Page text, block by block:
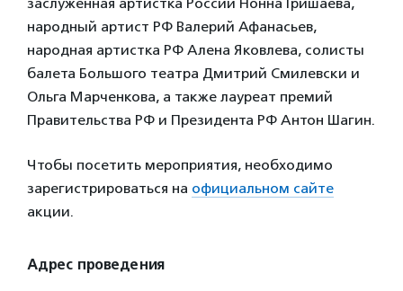
народный артист РФ Валерий Афанасьев,
народная артистка РФ Алена Яковлева, солисты
балета Большого театра Дмитрий Смилевски и
Ольга Марченкова, а также лауреат премий
Правительства РФ и Президента РФ Антон Шагин.
Чтобы посетить мероприятия, необходимо
зарегистрироваться на официальном сайте
акции.
Адрес проведения